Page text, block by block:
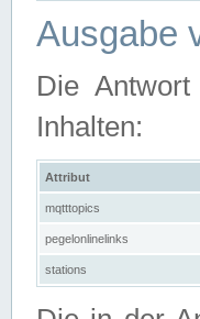
Ausgabe
Die
Inhalten:
Attribut
mqtttopics
pegelonlinelinks
stations